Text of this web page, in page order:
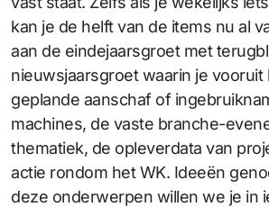
kan je de helft van de items nu al
aan de eindejaarsgroet met
nieuwsjaarsgroet waarin je vooruit
geplande aanschaf of
machines, de vaste branche-
thematiek, de opleverdata van
actie rondom het WK. Ideeën
deze onderwerpen willen we je in